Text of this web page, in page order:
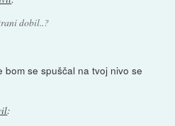
dobil..?
bom se spuščal na tvoj nivo se
: